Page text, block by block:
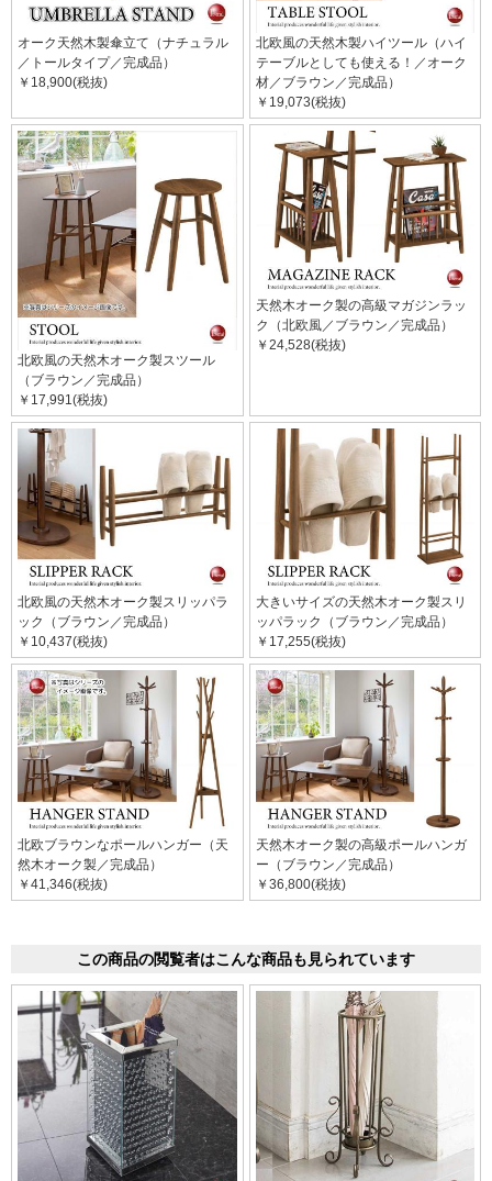
オーク天然木製傘立て（ナチュラル
／トールタイプ／完成品）
￥18,900(税抜)
北欧風の天然木製ハイツール（ハイ
テーブルとしても使える！／オーク
材／ブラウン／完成品）
￥19,073(税抜)
北欧風の天然木オーク製スツール
（ブラウン／完成品）
￥17,991(税抜)
天然木オーク製の高級マガジンラッ
ク（北欧風／ブラウン／完成品）
￥24,528(税抜)
北欧風の天然木オーク製スリッパラ
ック（ブラウン／完成品）
￥10,437(税抜)
大きいサイズの天然木オーク製スリ
ッパラック（ブラウン／完成品）
￥17,255(税抜)
北欧ブラウンなポールハンガー（天
然木オーク製／完成品）
￥41,346(税抜)
天然木オーク製の高級ポールハンガ
ー（ブラウン／完成品）
￥36,800(税抜)
この商品の閲覧者はこんな商品も見られています